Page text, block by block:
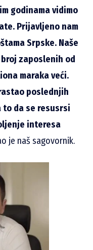
godinama vidimo
Prijavljeno nam
Srpske. Naše
zaposlenih od
maraka veći.
poslednjih
da se resusrsi
interesa
je naš sagovornik.